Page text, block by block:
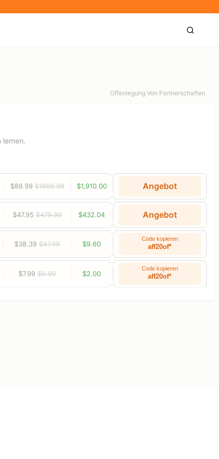
Offenlegung Von Partnerschaften
lernen.
$89.99 $1999.99 $1,910.00 Angebot
$47.95 $479.99 $432.04 Angebot
$38.39$47.99 $9.60
Code kopieren
aff20of*
$7.99$9.99 $2.00
Code kopieren
aff20of*